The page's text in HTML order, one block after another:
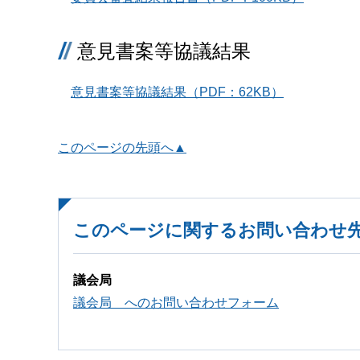
意見書案等協議結果
意見書案等協議結果（PDF：62KB）
このページの先頭へ▲
このページに関するお問い合わせ
議会局
議会局 へのお問い合わせフォーム